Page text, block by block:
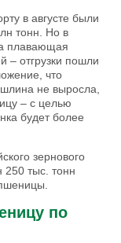
в августе были
тонн. Но в
плавающая
– отгрузки пошли
что
не выросла,
– с целью
будет более
зернового
250 тыс. тонн
по